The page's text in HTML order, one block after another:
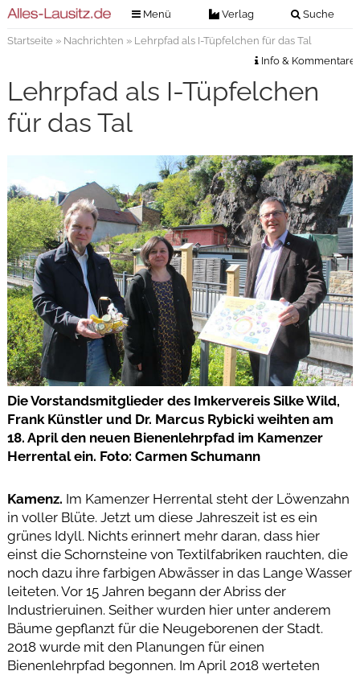
Menü Verlag Suche
Verlag
Kontakt
Impressum
Nachrichten
Veranstaltungstickets
Anzeigensuche
Digitale Ausgaben
Startseite» Nachrichten » Lehrpfad als I-Tüpfelchen für das Tal
Info & Kommentare
Lehrpfad als I-Tüpfelchen
für das Tal
Die Vorstandsmitglieder des Imkervereis Silke Wild,
Frank Künstler und Dr. Marcus Rybicki weihten am
18. April den neuen Bienenlehrpfad im Kamenzer
Herrental ein. Foto: Carmen Schumann
Kamenz. Im Kamenzer Herrental steht der Löwenzahn
in voller Blüte. Jetzt um diese Jahreszeit ist es ein
grünes Idyll. Nichts erinnert mehr daran, dass hier
einst die Schornsteine von Textilfabriken rauchten, die
noch dazu ihre farbigen Abwässer in das Lange Wasser
leiteten. Vor 15 Jahren begann der Abriss der
Industrieruinen. Seither wurden hier unter anderem
Bäume gepflanzt für die Neugeborenen der Stadt.
2018 wurde mit den Planungen für einen
Bienenlehrpfad begonnen. Im April 2018 werteten